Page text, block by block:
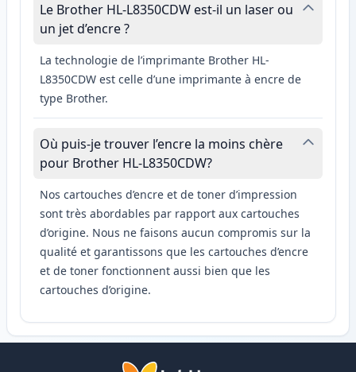
Le Brother HL-L8350CDW est-il un laser ou
un jet d’encre ?
La technologie de l’imprimante Brother HL-
L8350CDW est celle d’une imprimante à encre de
type Brother.
Où puis-je trouver l’encre la moins chère
pour Brother HL-L8350CDW?
Nos cartouches d’encre et de toner d’impression
sont très abordables par rapport aux cartouches
d’origine. Nous ne faisons aucun compromis sur la
qualité et garantissons que les cartouches d’encre
et de toner fonctionnent aussi bien que les
cartouches d’origine.